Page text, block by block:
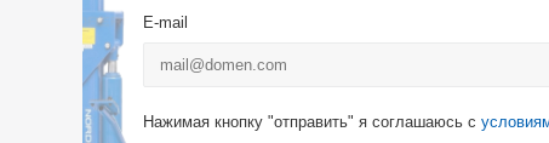
E-mail
Нажимая кнопку "отправить" я соглашаюсь с